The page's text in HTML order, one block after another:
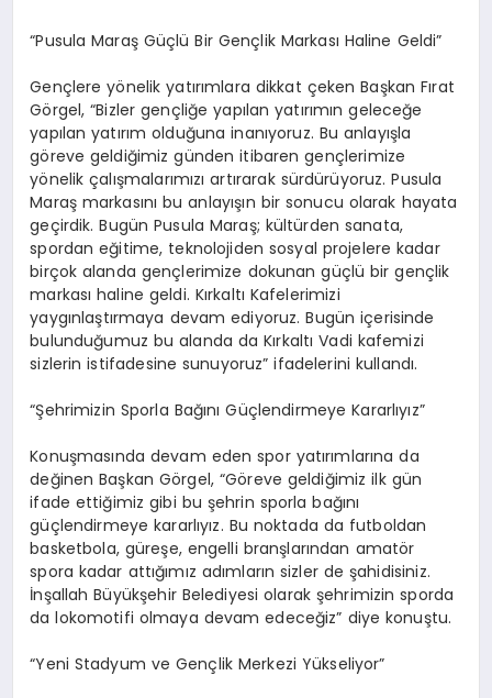
“Pusula Maraş Güçlü Bir Gençlik Markası Haline Geldi”
Gençlere yönelik yatırımlara dikkat çeken Başkan Fırat
Görgel, “Bizler gençliğe yapılan yatırımın geleceğe
yapılan yatırım olduğuna inanıyoruz. Bu anlayışla
göreve geldiğimiz günden itibaren gençlerimize
yönelik çalışmalarımızı artırarak sürdürüyoruz. Pusula
Maraş markasını bu anlayışın bir sonucu olarak hayata
geçirdik. Bugün Pusula Maraş; kültürden sanata,
spordan eğitime, teknolojiden sosyal projelere kadar
birçok alanda gençlerimize dokunan güçlü bir gençlik
markası haline geldi. Kırkaltı Kafelerimizi
yaygınlaştırmaya devam ediyoruz. Bugün içerisinde
bulunduğumuz bu alanda da Kırkaltı Vadi kafemizi
sizlerin istifadesine sunuyoruz” ifadelerini kullandı.
“Şehrimizin Sporla Bağını Güçlendirmeye Kararlıyız”
Konuşmasında devam eden spor yatırımlarına da
değinen Başkan Görgel, “Göreve geldiğimiz ilk gün
ifade ettiğimiz gibi bu şehrin sporla bağını
güçlendirmeye kararlıyız. Bu noktada da futboldan
basketbola, güreşe, engelli branşlarından amatör
spora kadar attığımız adımların sizler de şahidisiniz.
İnşallah Büyükşehir Belediyesi olarak şehrimizin sporda
da lokomotifi olmaya devam edeceğiz” diye konuştu.
“Yeni Stadyum ve Gençlik Merkezi Yükseliyor”